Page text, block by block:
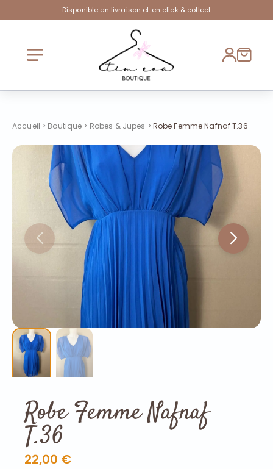
Disponible en livraison et en click & collect
Accueil > Boutique > Robes & Jupes > Robe Femme Nafnaf T.36
Robe Femme Nafnaf
T.36
22,00 €